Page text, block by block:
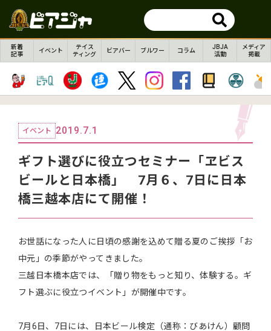
新着
記事
イベント
テイス
ティング
ビアバー ブルワー コラム
JBJA
活動
メディア
掲載
イベント 2019.7.1
ギフト選びに役立つセミナー「ヱビス
ビールと日本橋」 7月６、7日に日本
橋三越本店にて開催！
お世話になった人に日頃の感謝を込めて贈る夏のご挨拶「お
中元」の季節がやってきました。
三越日本橋本店では、「贈り物をもっと知り、体験する。ギ
フト選ぶに役立つイベント」が開催中です。
7月6日、7日には、日本ビール検定（通称：びあけん）顧問